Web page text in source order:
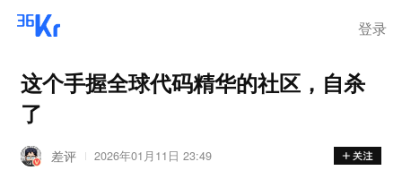
登录
这个手握全球代码精华的社区，自杀
了
差评 2026年01月11日 23:49